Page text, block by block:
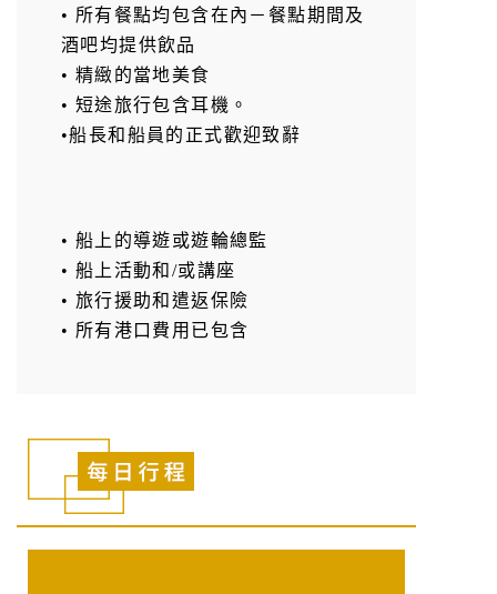
• 所有餐點均包含在內－餐點期間及
酒吧均提供飲品
• 精緻的當地美食
• 短途旅行包含耳機。
•船長和船員的正式歡迎致辭
• 船上的導遊或遊輪總監
• 船上活動和/或講座
• 旅行援助和遣返保險
• 所有港口費用已包含